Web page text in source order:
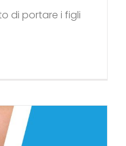
di portare i figli